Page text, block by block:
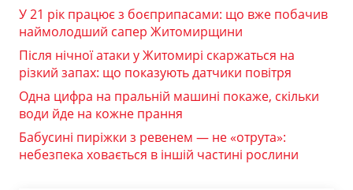
У 21 рік працює з боєприпасами: що вже побачив
наймолодший сапер Житомирщини
Після нічної атаки у Житомирі скаржаться на
різкий запах: що показують датчики повітря
Одна цифра на пральній машині покаже, скільки
води йде на кожне прання
Бабусині пиріжки з ревенем — не «отрута»:
небезпека ховається в іншій частині рослини